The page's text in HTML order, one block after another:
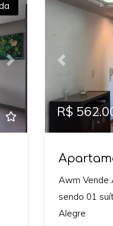
Next Previous
R$
Awm Vende
sendo 01
Alegre